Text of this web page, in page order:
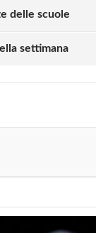
delle scuole
settimana